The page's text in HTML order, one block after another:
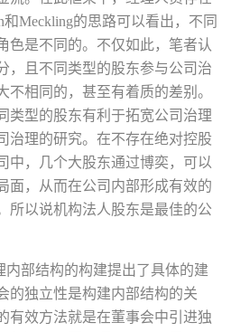
和Meckling的思路可以看出，不同
色是不同的。不仅如此，笔者认
，且不同类型的股东参与公司治
不相同的，甚至有着质的差别。
类型的股东有利于拓宽公司治理
治理的研究。在不存在绝对控股
中，几个大股东通过博奕，可以
面，从而在公司内部形成有效的
所以说机构法人股东是最佳的公
内部结构的构建提出了具体的建
的独立性是构建内部结构的关
有效方法就是在董事会中引进独